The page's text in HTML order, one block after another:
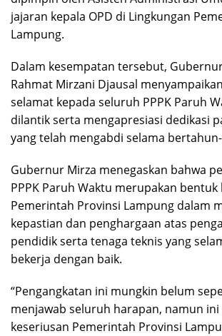
jajaran kepala OPD di Lingkungan
Lampung.
Dalam kesempatan tersebut,
Rahmat Mirzani Djausal
selamat kepada seluruh PPPK Paruh
dilantik serta mengapresiasi dedikasi
yang telah mengabdi selama
Gubernur Mirza menegaskan bahwa
PPPK Paruh Waktu merupakan
Pemerintah Provinsi Lampung dalam
kepastian dan penghargaan atas
pendidik serta tenaga teknis yang
bekerja dengan baik.
“Pengangkatan ini mungkin belum
menjawab seluruh harapan, namun
keseriusan Pemerintah Provinsi